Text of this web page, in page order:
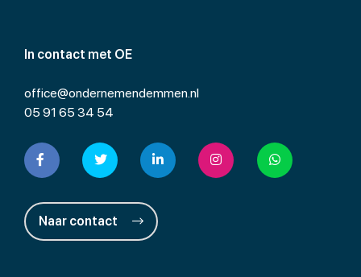
In contact met OE
office@ondernemendemmen.nl
05 91 65 34 54
Naar contact